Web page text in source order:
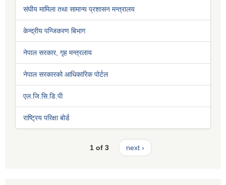
संघीय मामिला तथा सामान्य प्रशासन मन्त्रालय
केन्द्रीय पन्जिकरण बिभाग
नेपाल सरकार, गृह मन्त्रलाय
नेपाल सरकारको आधिकारिक पोर्टल
एल.जि.सि.डि.पी
राष्ट्रिय परिक्षा बोर्ड
1 of 3 next ›